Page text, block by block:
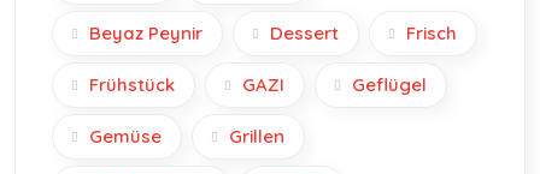
Beyaz Peynir Dessert Frisch
Frühstück GAZI Geflügel
Gemüse Grillen